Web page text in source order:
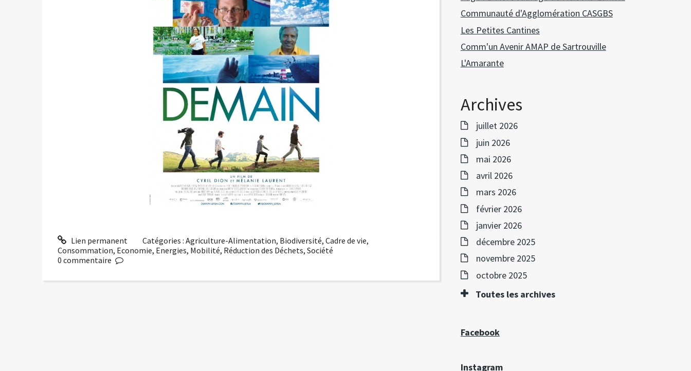
Lien permanent Catégories :Agriculture-Alimentation, Biodiversité,Cadre de vie,
Consommation, Economie, Energies, Mobilité, Réduction des Déchets, Société
0 commentaire
Communauté d'Agglomération CASGBS
Les Petites Cantines
Comm'un Avenir AMAP de Sartrouville
L'Amarante
Archives
juillet 2026
juin 2026
mai 2026
avril 2026
mars 2026
février 2026
janvier 2026
décembre 2025
novembre 2025
octobre 2025
Toutes les archives
Facebook
Instagram